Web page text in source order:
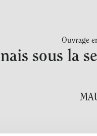
Ouvrage
sous la